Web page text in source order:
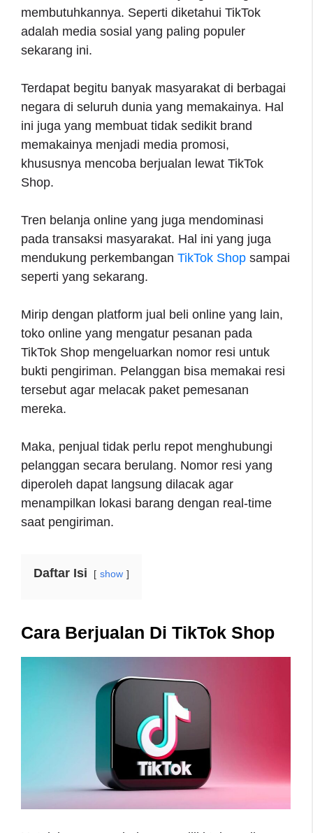
membutuhkannya. Seperti diketahui TikTok
adalah media sosial yang paling populer
sekarang ini.
Terdapat begitu banyak masyarakat di berbagai
negara di seluruh dunia yang memakainya. Hal
ini juga yang membuat tidak sedikit brand
memakainya menjadi media promosi,
khususnya mencoba berjualan lewat TikTok
Shop.
Tren belanja online yang juga mendominasi
pada transaksi masyarakat. Hal ini yang juga
mendukung perkembangan TikTok Shop sampai
seperti yang sekarang.
Mirip dengan platform jual beli online yang lain,
toko online yang mengatur pesanan pada
TikTok Shop mengeluarkan nomor resi untuk
bukti pengiriman. Pelanggan bisa memakai resi
tersebut agar melacak paket pemesanan
mereka.
Maka, penjual tidak perlu repot menghubungi
pelanggan secara berulang. Nomor resi yang
diperoleh dapat langsung dilacak agar
menampilkan lokasi barang dengan real-time
saat pengiriman.
Daftar Isi show
Cara Berjualan Di TikTok Shop